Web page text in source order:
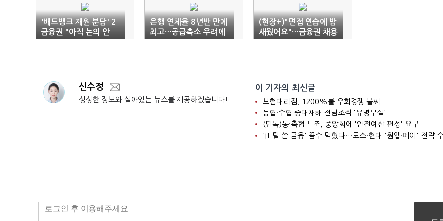
'배드뱅크 재원 분담' 2
금융권 "아직 논의 안
해"
은행 연체율 8년반 만에
최고…공급축소 우려에
선수요 몰린 탓
(현장+)"면접 연습에 밤
새웠어요"…금융권 채용
박람회 '후끈'
신수정
싱싱한 정보와 살아있는 뉴스를 제공하겠습니다!
이 기자의 최신글
보험대리점, 1200%룰 우회경쟁 불씨
농협·수협 중대재해 전담조직 '유명무실'
(단독)농·축협 노조, 중앙회에 '안전예산 편성' 요구